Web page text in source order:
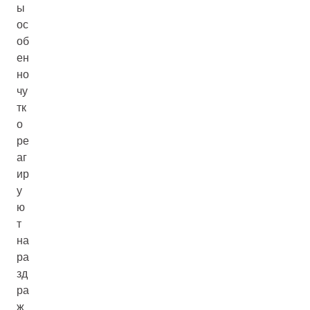
ы
ос
об
ен
но
чу
тк
о
ре
аг
ир
у
ю
т
на
ра
зд
ра
ж